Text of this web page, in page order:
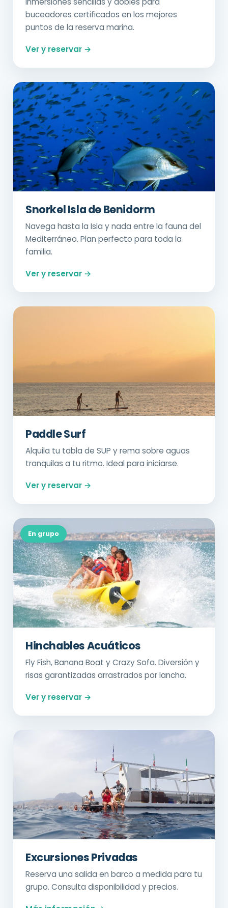
buceadores certificados en los mejores
puntos de la reserva marina.
Ver y reservar →
Snorkel Isla de Benidorm
Navega hasta la Isla y nada entre la fauna del
Mediterráneo. Plan perfecto para toda la
familia.
Ver y reservar →
Paddle Surf
Alquila tu tabla de SUP y rema sobre aguas
tranquilas a tu ritmo. Ideal para iniciarse.
Ver y reservar →
En grupo
Hinchables Acuáticos
Fly Fish, Banana Boat y Crazy Sofa. Diversión y
risas garantizadas arrastrados por lancha.
Ver y reservar →
Excursiones Privadas
Reserva una salida en barco a medida para tu
grupo. Consulta disponibilidad y precios.